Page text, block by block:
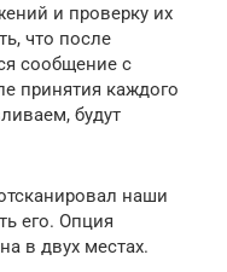
и проверку их
что после
сообщение с
принятия каждого
будут
наши
его. Опция
в двух местах.